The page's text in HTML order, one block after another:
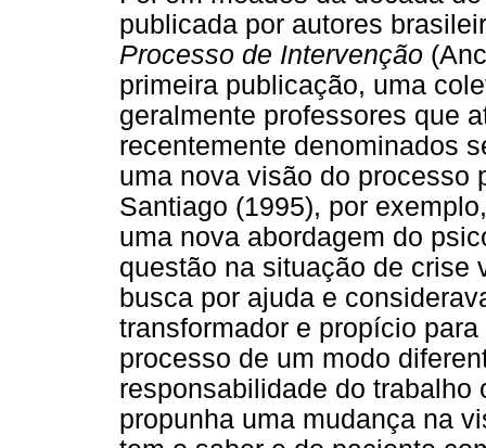
publicada por autores
Processo de Intervenção
primeira publicação, uma
geralmente professores que
recentemente denominados
uma nova visão do processo
Santiago (1995), por
uma nova abordagem do
questão na situação de crise
busca por ajuda e
transformador e propício
processo de um modo
responsabilidade do trabalho
propunha uma mudança na